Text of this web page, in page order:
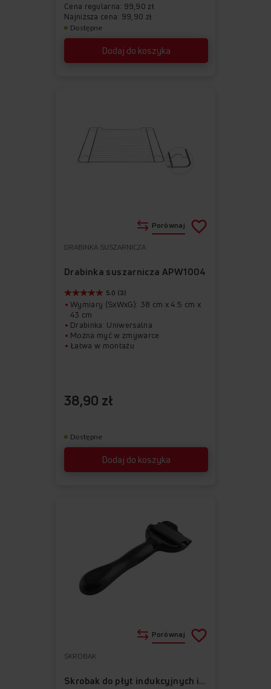
Dodaj do koszyka
Cena regularna 99,90 zł
Najniższa cena: 99,90 zł
Dostępne
DRABINKA SUSZARNICZA
Drabinka suszarnicza APW1004
Dodaj do koszyka
5.0 (3)
Wymiary (SxWxG): 38 cm x 4.5 cm x
43 cm
Drabinka: Uniwersalna
Można myć w zmywarce
Łatwa w montażu
38,90 zł
Dostępne
Porównaj
ulubionych
z
SKROBAK
Skrobak do płyt indukcyjnych i ceramicznych APHB1001
Porównaj
ulubionych
z